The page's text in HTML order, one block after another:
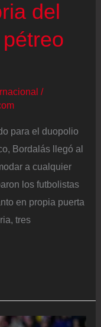
del
/
para el duopolio
Bordalás llegó al
a cualquier
los futbolistas
en propia puerta
tres